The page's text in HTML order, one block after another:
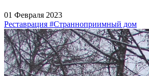
01 Февраля 2023
Реставрация #Странноприимный дом